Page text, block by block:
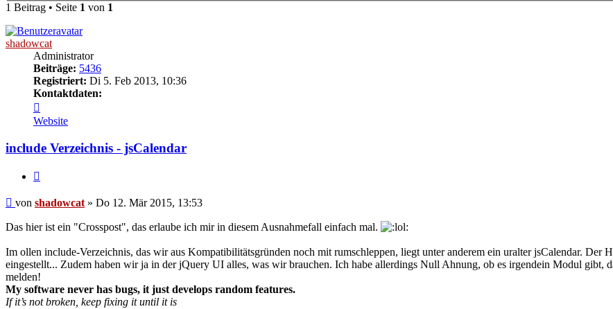
1 Beitrag • Seite 1 von 1
shadowcat
Administrator
Beiträge: 5436
Registriert: Di 5. Feb 2013, 10:36
Kontaktdaten:
von
shadowcat
Website
include Verzeichnis - jsCalendar
Beitrag
von shadowcat » Do 12. Mär 2015, 13:53
Das hier ist ein "Crosspost", das erlaube ich mir in diesem Ausnahmefall einfach mal.
Im ollen include-Verzeichnis, das wir aus Kompatibilitätsgründen noch mit rumschleppen, liegt unter anderem ein uralter jsCalendar. Der
eingestellt... Zudem haben wir ja in der jQuery UI alles, was wir brauchen. Ich habe allerdings Null Ahnung, ob es irgendein Modul gibt,
melden!
My software never has bugs, it just develops random features.
If it’s not broken, keep fixing it until it is